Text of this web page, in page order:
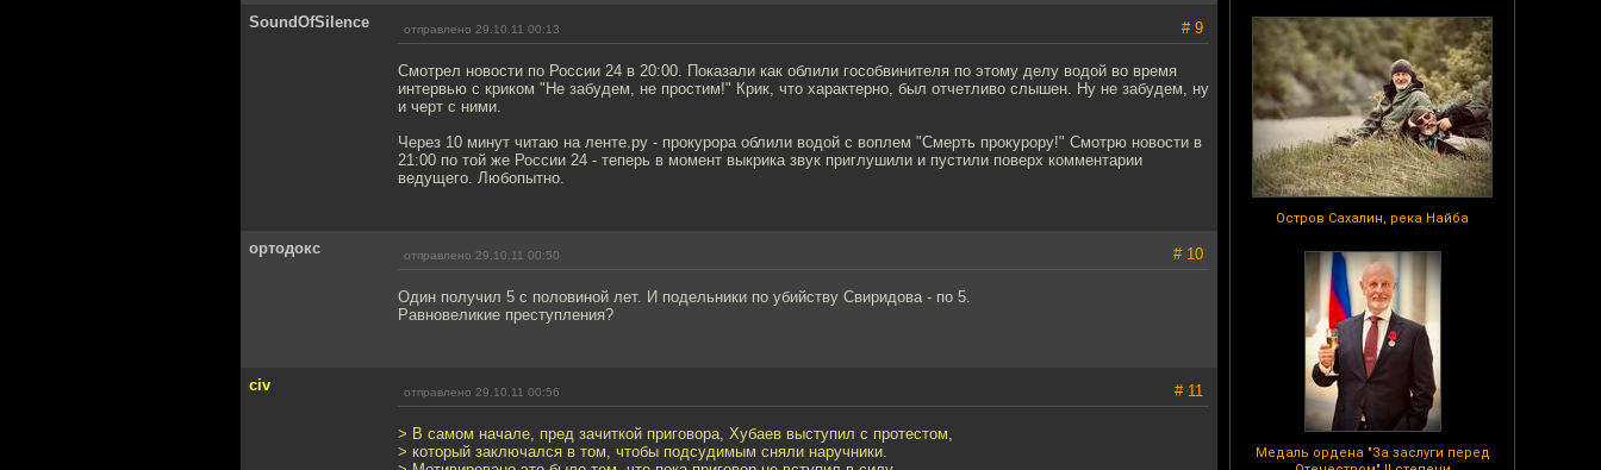
Остров Сахалин, река Найба
Медаль ордена "За заслуги перед
SoundOfSilence отправлено 29.10.11 00:13 # 9
Смотрел новости по России 24 в 20:00. Показали как облили гособвинителя по этому делу водой во время
интервью с криком "Не забудем, не простим!" Крик, что характерно, был отчетливо слышен. Ну не забудем, ну
и черт с ними.
Через 10 минут читаю на ленте.ру - прокурора облили водой с воплем "Смерть прокурору!" Смотрю новости в
21:00 по той же России 24 - теперь в момент выкрика звук приглушили и пустили поверх комментарии
ведущего. Любопытно.
ортодокс отправлено 29.10.11 00:50 # 10
Один получил 5 с половиной лет. И подельники по убийству Свиридова - по 5.
Равновеликие преступления?
civ отправлено 29.10.11 00:56 # 11
> В самом начале, пред зачиткой приговора, Хубаев выступил с протестом,
> который заключался в том, чтобы подсудимым сняли наручники.